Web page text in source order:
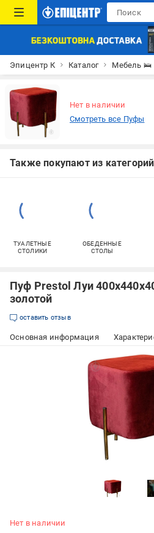
Эпицентр К Каталог Мебель 🛌
Нет в наличии
Смотреть все Пуфы
Также покупают из категорий
ТУАЛЕТНЫЕ
СТОЛИКИ
ОБЕДЕННЫЕ
СТОЛЫ
Пуф Prestol Луи
золотой
оставить отзыв
Основная информация
Нет в наличии